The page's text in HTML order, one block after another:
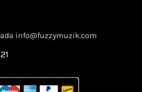
info@fuzzymuzik.com